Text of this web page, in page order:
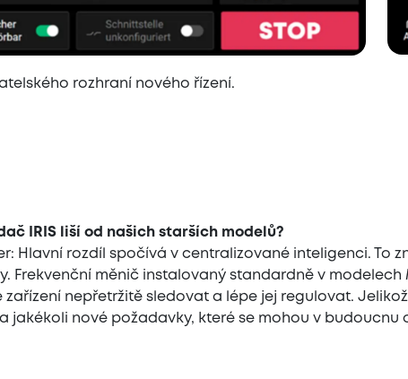
rozhraní nového řízení.
IRIS liší od našich starších modelů?
Hlavní rozdíl spočívá v centralizované inteligenci. To
Frekvenční měnič instalovaný standardně v
zařízení nepřetržitě sledovat a lépe jej regulovat.
jakékoli nové požadavky, které se mohou v budoucnu